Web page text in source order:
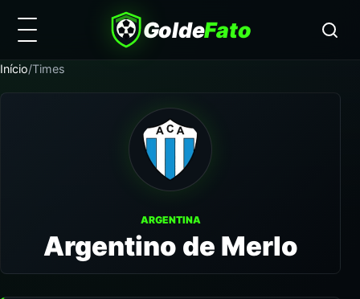
GoldeFato
Início/Times
ARGENTINA
Argentino de Merlo